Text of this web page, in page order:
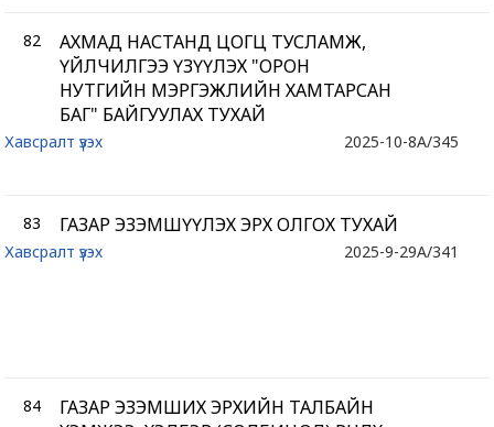
82
АХМАД НАСТАНД ЦОГЦ ТУСЛАМЖ,
ҮЙЛЧИЛГЭЭ ҮЗҮҮЛЭХ "ОРОН
НУТГИЙН МЭРГЭЖЛИЙН ХАМТАРСАН
БАГ" БАЙГУУЛАХ ТУХАЙ
2025-10-8A/345
Хавсралт үзэх
83 ГАЗАР ЭЗЭМШҮҮЛЭХ ЭРХ ОЛГОХ ТУХАЙ
2025-9-29A/341
Хавсралт үзэх
84
ГАЗАР ЭЗЭМШИХ ЭРХИЙН ТАЛБАЙН